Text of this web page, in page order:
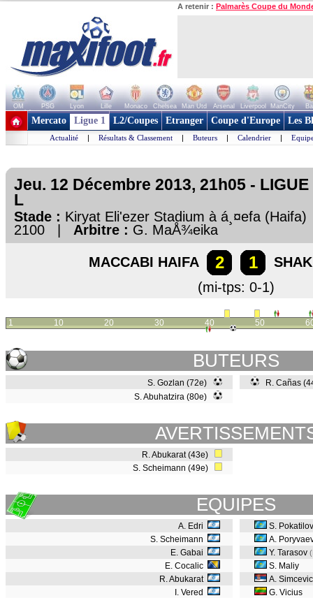
A retenir : Palmarès Coupe du
OM PSG Lyon Lille Monaco Chelsea Man Utd Arsenal Liverpool ManCity
+ de clubs
Mercato Ligue 1 L2/Coupes Etranger Coupe d'Europe Les
Actualité | Résultats & Classement | Buteurs | Calendrier |
Jeu. 12 Décembre 2013, 21h05 -
L
Stade : Kiryat Eli'ezer Stadium à á¸¤efa
2100 | Arbitre : G. MaÅ¾eika
MACCABI HAIFA 2 1
(mi-tps: 0-1)
1 10 20 30 40 50
BUTEURS
S. Gozlan (72e)
S. Abuhatzira (80e)
R. Cañas
R. Abukarat (43e)
S. Scheimann (49e)
EQUIPES
A. Edri
S. Scheimann
E. Gabai
E. Cocalic
R. Abukarat
I. Vered
S. Pokatilov
A.
Y. Tarasov
S. Maliy
A. Simcevic
G. Vicius